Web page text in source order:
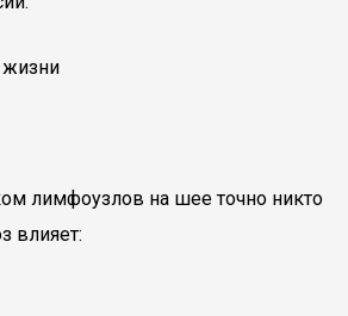
жизни
лимфоузлов на шее точно никто
влияет: